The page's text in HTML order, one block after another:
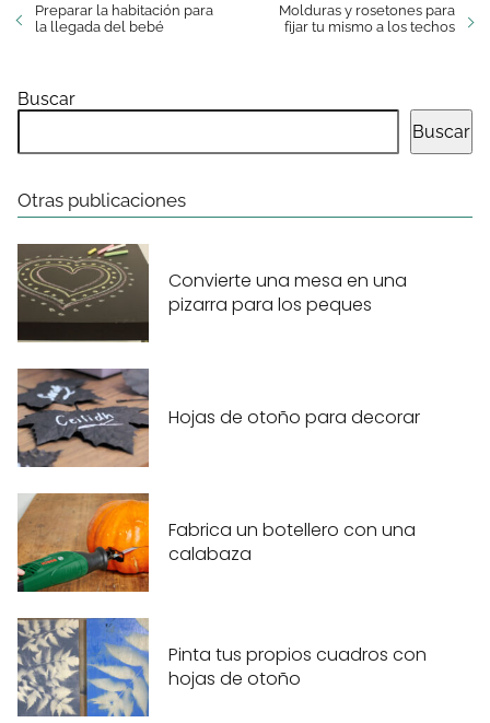
Preparar la habitación para
la llegada del bebé
Molduras y rosetones para
fijar tu mismo a los techos
Buscar
Buscar
Otras publicaciones
Convierte una mesa en una
pizarra para los peques
Hojas de otoño para decorar
Fabrica un botellero con una
calabaza
Pinta tus propios cuadros con
hojas de otoño